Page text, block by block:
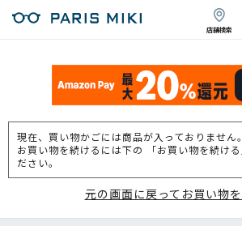
店舗検索
現在、買い物かごには商品が入っておりません。
お買い物を続けるには下の 「お買い物を続け
ださい。
元の画面に戻ってお買い物